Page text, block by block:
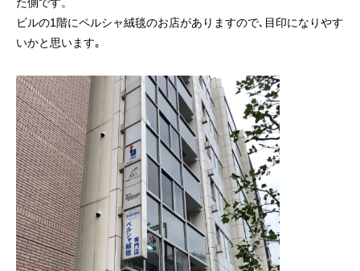
ビルの1階にペルシャ絨毯のお店がありますので､目印になりやす
いかと思います｡